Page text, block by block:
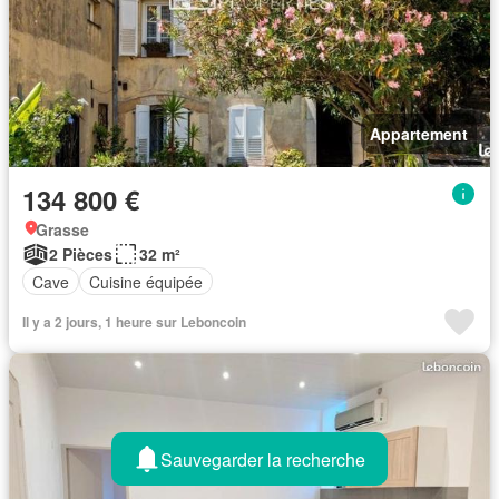
Appartement
134 800 €
Grasse
2 Pièces
32 m²
Cave
Cuisine équipée
Il y a 2 jours, 1 heure sur Leboncoin
Sauvegarder la recherche